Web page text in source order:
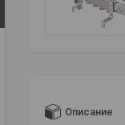
Описание